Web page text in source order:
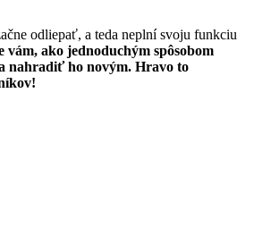
odliepať, a teda neplní svoju funkciu
vám, ako jednoduchým spôsobom
nahradiť ho novým. Hravo to